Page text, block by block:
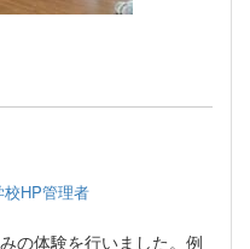
HP管理者
の体験を行いました。例